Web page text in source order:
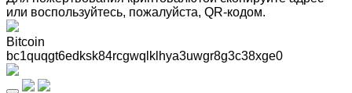
или воспользуйтесь, пожалуйста, QR-кодом.
Bitcoin
bc1quqgt6edksk84rcgwqlklhya3uwgr8g3c38xge0